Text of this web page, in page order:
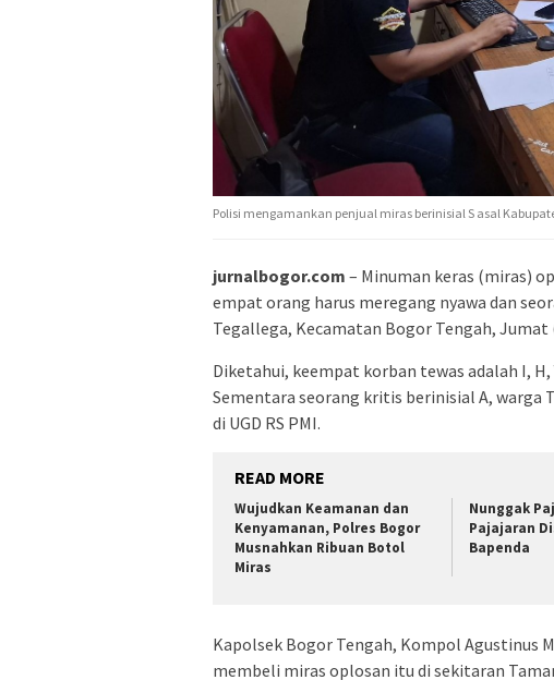
Polisi mengamankan penjual miras berinisial S asal
jurnalbogor.com – Minuman keras (miras)
empat orang harus meregang nyawa dan
Tegallega, Kecamatan Bogor Tengah, Jumat
Diketahui, keempat korban tewas adalah I,
Sementara seorang kritis berinisial A,
di UGD RS PMI.
READ MORE
Wujudkan Keamanan dan
Kenyamanan, Polres Bogor
Musnahkan Ribuan Botol
Miras
Nunggak
Pajajaran
Bapenda
Kapolsek Bogor Tengah, Kompol Agustinus
membeli miras oplosan itu di sekitaran